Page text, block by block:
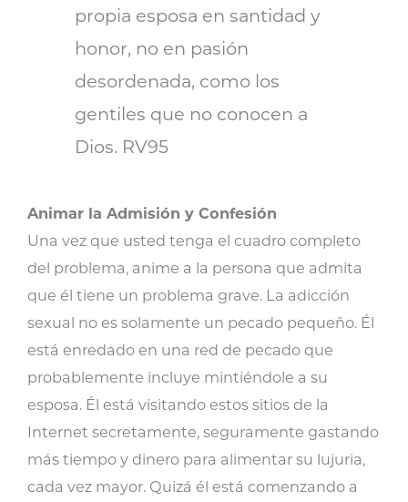
propia esposa en santidad y
honor, no en pasión
desordenada, como los
gentiles que no conocen a
Dios. RV95
Animar la Admisión y Confesión
Una vez que usted tenga el cuadro completo
del problema, anime a la persona que admita
que él tiene un problema grave. La adicción
sexual no es solamente un pecado pequeño. Él
está enredado en una red de pecado que
probablemente incluye mintiéndole a su
esposa. Él está visitando estos sitios de la
Internet secretamente, seguramente gastando
más tiempo y dinero para alimentar su lujuria,
cada vez mayor. Quizá él está comenzando a